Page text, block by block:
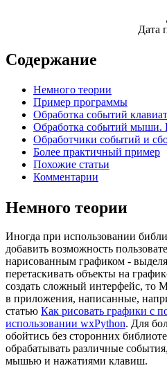
Дата
Содержание
Немного теории
Пример программы
Обработка событий
Обработка событий мыши.
Обработчики событий и
Более практичный пример
Похожие статьи
Комментарии
Немного теории
Иногда при использовании
добавить возможность
нарисованным графиком -
перетаскивать объекты на
создать сложный интерфейс, то
в приложения, написанные,
статью Как рисовать графики с
использовании wxPython. Для
обойтись без сторонних
обрабатывать различные
мышью и нажатиями клавиш.